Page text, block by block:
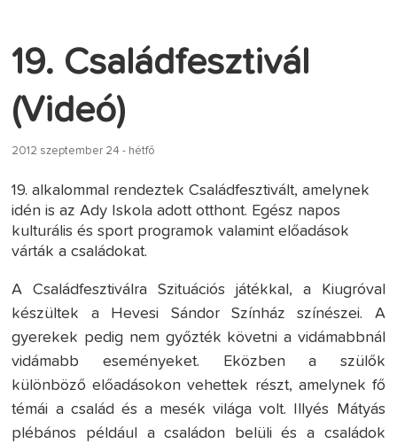
19. Családfesztivál
(Videó)
2012 szeptember 24 - hétfő
19. alkalommal rendeztek Családfesztivált, amelynek
idén is az Ady Iskola adott otthont. Egész napos
kulturális és sport programok valamint előadások
várták a családokat.
A Családfesztiválra Szituációs játékkal, a Kiugróval
készültek a Hevesi Sándor Színház színészei. A
gyerekek pedig nem győzték követni a vidámabbnál
vidámabb eseményeket. Eközben a szülők
különböző előadásokon vehettek részt, amelynek fő
témái a család és a mesék világa volt. Illyés Mátyás
plébános például a családon belüli és a családok